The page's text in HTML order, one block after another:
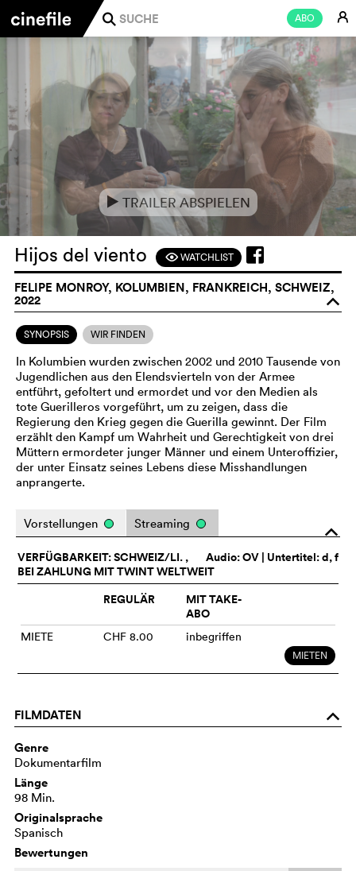
ABO E
j
e TRAILER ABSPIELEN
Hijos del viento FWATCHLIST
FELIPE MONROY, KOLUMBIEN, FRANKREICH, SCHWEIZ,
2022 o
SYNOPSIS WIR FINDEN
In Kolumbien wurden zwischen 2002 und 2010 Tausende von
Jugendlichen aus den Elendsvierteln von der Armee
entführt, gefoltert und ermordet und vor den Medien als
tote Guerilleros vorgeführt, um zu zeigen, dass die
Regierung den Krieg gegen die Guerilla gewinnt. Der Film
erzählt den Kampf um Wahrheit und Gerechtigkeit von drei
Müttern ermordeter junger Männer und einem Unteroffizier,
der unter Einsatz seines Lebens diese Misshandlungen
anprangerte.
o
Vorstellungen Streaming
Audio:OV | Untertitel: d, f
VERFÜGBARKEIT: SCHWEIZ/LI. ,
BEI ZAHLUNG MIT TWINT WELTWEIT
REGULÄR
MIT TAKE-
ABO
MIETE CHF 8.00 inbegriffen
MIETEN
FILMDATEN o
Genre
Dokumentarfilm
Länge
98 Min.
Originalsprache
Spanisch
Bewertungen